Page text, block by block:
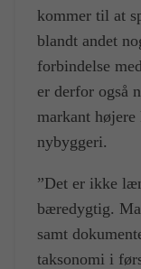
kommer til at
blandt andet
forbindelse
er derfor også
markant
nybyggeri.
”Det er ikke
bæredygtig.
samt
taksonomi i